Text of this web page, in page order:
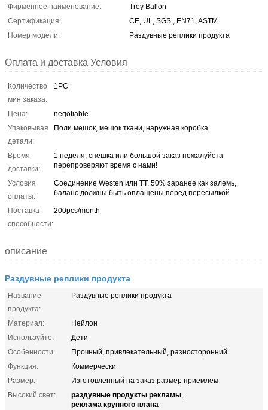
Фирменное наименование:
Troy Ballon
Сертификация:
CE, UL, SGS , EN71, ASTM
Номер модели:
Раздувные реплики продукта
Оплата и доставка Условия
Количество
мин заказа:
1PC
Цена:
negotiable
Упаковывая
детали:
Поли мешок, мешок ткани, наружная коробка
Время
доставки:
1 неделя, спешка или большой заказ пожалуйста
перепроверяют время с нами!
Условия
оплаты:
Соединение Westen или TT, 50% заранее как залемь,
баланс должны быть оплащены перед пересылкой
Поставка
способности:
200pcs/month
описание
Раздувные реплики продукта
Название
продукта:
Раздувные реплики продукта
Материал:
Нейлон
Используйте:
Дети
Особенности:
Прочный, привлекательный, разносторонний
Функция:
Коммерчески
Размер:
Изготовленный на заказ размер приемлем
Высокий свет:
раздувные продукты рекламы,
реклама крупного плана